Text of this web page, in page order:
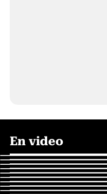
En video